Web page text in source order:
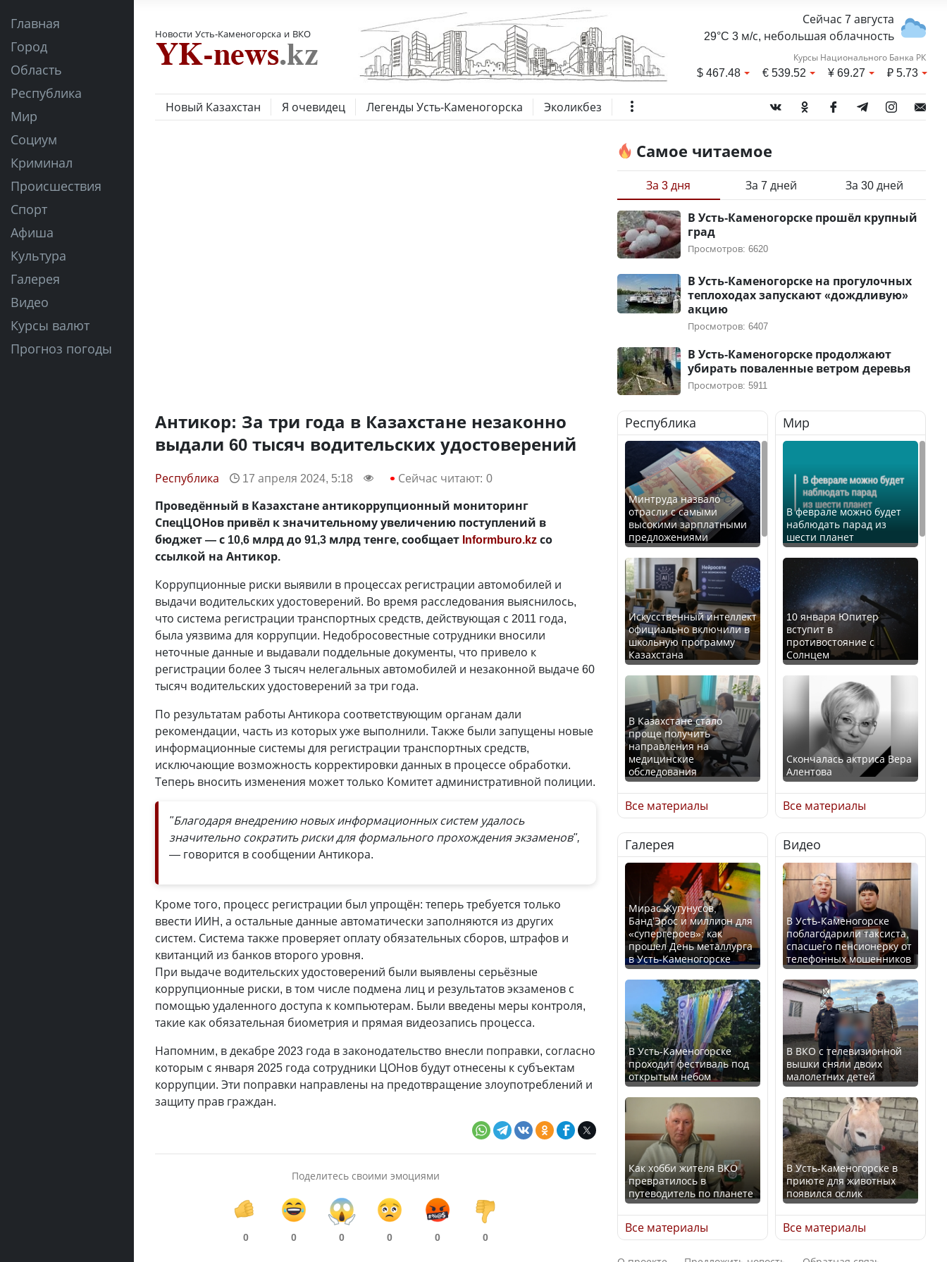
Главная
Город
Область
Республика
Мир
Социум
Криминал
Происшествия
Спорт
Афиша
Культура
Галерея
Видео
Курсы валют
Прогноз погоды
Новости Усть-Каменогорска и ВКО
Сейчас 7 августа
29°C 3 м/с, небольшая облачность
Курсы Национального Банка РК
$467.48 €539.52 ¥69.27 ₽5.73
Новый Казахстан Я очевидец Легенды Усть-Каменогорска Эколикбез
Антикор: За три года в Казахстане незаконно
выдали 60 тысяч водительских удостоверений
Республика 17 апреля 2024, 5:18 Сейчас читают: 0
Проведённый в Казахстане антикоррупционный мониторинг
СпецЦОНов привёл к значительному увеличению поступлений в
бюджет — с 10,6 млрд до 91,3 млрд тенге, сообщает Informburo.kzсо
ссылкой на Антикор.
Коррупционные риски выявили в процессах регистрации автомобилей и
выдачи водительских удостоверений. Во время расследования выяснилось,
что система регистрации транспортных средств, действующая с 2011 года,
была уязвима для коррупции. Недобросовестные сотрудники вносили
неточные данные и выдавали поддельные документы, что привело к
регистрации более 3 тысяч нелегальных автомобилей и незаконной выдаче 60
тысяч водительских удостоверений за три года.
По результатам работы Антикора соответствующим органам дали
рекомендации, часть из которых уже выполнили. Также были запущены новые
информационные системы для регистрации транспортных средств,
исключающие возможность корректировки данных в процессе обработки.
Теперь вносить изменения может только Комитет административной полиции.
"Благодаря внедрению новых информационных систем удалось
значительно сократить риски для формального прохождения экзаменов",
— говорится в сообщении Антикора.
Кроме того, процесс регистрации был упрощён: теперь требуется только
ввести ИИН, а остальные данные автоматически заполняются из других
систем. Система также проверяет оплату обязательных сборов, штрафов и
квитанций из банков второго уровня.
При выдаче водительских удостоверений были выявлены серьёзные
коррупционные риски, в том числе подмена лиц и результатов экзаменов с
помощью удаленного доступа к компьютерам. Были введены меры контроля,
такие как обязательная биометрия и прямая видеозапись процесса.
Напомним, в декабре 2023 года в законодательство внесли поправки, согласно
которым с января 2025 года сотрудники ЦОНов будут отнесены к субъектам
коррупции. Эти поправки направлены на предотвращение злоупотреблений и
защиту прав граждан.
Поделитесь своими эмоциями
0 0 0 0 0 0
Самое читаемое
За 3 дня За 7 дней За 30 дней
В Усть-Каменогорске прошёл крупный
град
Просмотров: 6620
В Усть-Каменогорске на прогулочных
теплоходах запускают «дождливую»
акцию
Просмотров: 6407
В Усть-Каменогорске продолжают
убирать поваленные ветром деревья
Просмотров: 5911
Республика
Минтруда назвало
отрасли с самыми
высокими зарплатными
предложениями
Искусственный интеллект
официально включили в
школьную программу
Казахстана
В Казахстане стало
проще получить
направления на
медицинские
обследования
Қазақстан Орталық Азия
елдері арасында әл-ауқат
индексінде көш бастады
Казахстан возглавил
рейтинг благополучия
среди стран Центральной
Азии
Будут ли представлены
интересы регионов в
Курултае?
Ең төменгі жалақы,
алимент, экология: жеті
партия сайлаушылармен
нені талқылап жатыр?
Все материалы
Мир
В феврале можно будет
наблюдать парад из
шести планет
10 января Юпитер
вступит в
противостояние с
Солнцем
Скончалась актриса Вера
Алентова
В РФ вынесен заочный
приговор по уголовному
делу об убийстве Игоря
Талькова
В России введены
дополнительные
ограничения для
казахстанских прав
Трамп официально
вступил в должность
президента США
Луну признали объектом
культурного наследия,
находящегося под
угрозой исчезновения
Все материалы
Галерея
Мирас Жугунусов,
Банд’Эрос и миллион для
«супергероев»: как
прошел День металлурга
в Усть-Каменогорске
В Усть-Каменогорске
проходит фестиваль под
открытым небом
Как хобби жителя ВКО
превратилось в
путеводитель по планете
Все материалы
Видео
В Усть-Каменогорске
поблагодарили таксиста,
спасшего пенсионерку от
телефонных мошенников
В ВКО с телевизионной
вышки сняли двоих
малолетних детей
В Усть-Каменогорске в
приюте для животных
появился ослик
Все материалы